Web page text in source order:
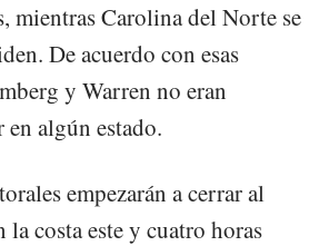
mientras Carolina del Norte se
De acuerdo con esas
y Warren no eran
en algún estado.
empezarán a cerrar al
la costa este y cuatro horas